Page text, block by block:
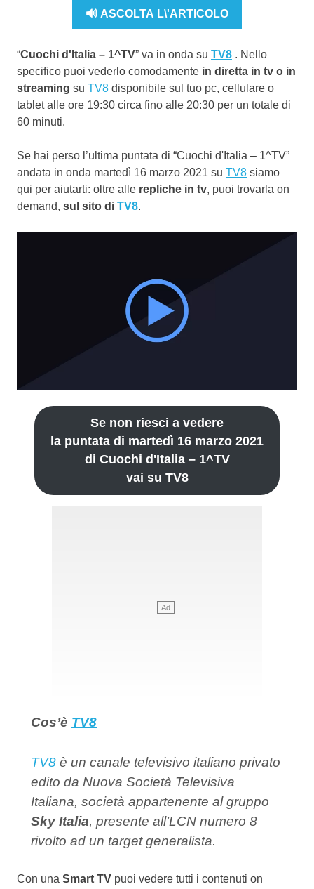
🔊 ASCOLTA L\'ARTICOLO
“Cuochi d'Italia – 1^TV” va in onda su TV8 . Nello
specifico puoi vederlo comodamente in diretta in tv o in
streaming su TV8 disponibile sul tuo pc, cellulare o
tablet alle ore 19:30 circa fino alle 20:30 per un totale di
60 minuti.
Se hai perso l’ultima puntata di “Cuochi d'Italia – 1^TV”
andata in onda martedì 16 marzo 2021 su TV8 siamo
qui per aiutarti: oltre alle repliche in tv, puoi trovarla on
demand, sul sito di TV8.
Se non riesci a vedere
la puntata di martedì 16 marzo 2021
di Cuochi d'Italia – 1^TV
vai su TV8
Cos’è TV8
TV8 è un canale televisivo italiano privato
edito da Nuova Società Televisiva
Italiana, società appartenente al gruppo
Sky Italia, presente all’LCN numero 8
rivolto ad un target generalista.
Con una Smart TV puoi vedere tutti i contenuti on